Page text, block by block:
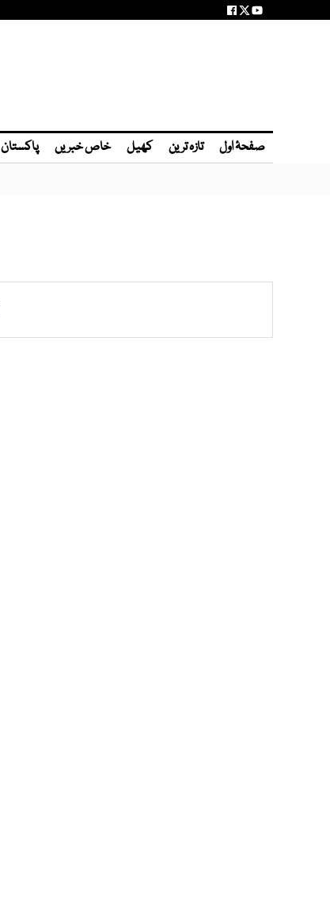
صفحۂ اول تازہ ترین کھیل خاص خبریں پاکستان